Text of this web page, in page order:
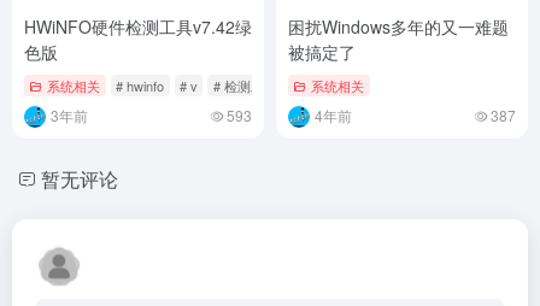
HWiNFO硬件检测工具v7.42绿
色版
系统相关 # hwinfo # v # 检测工具
3年前 593
困扰Windows多年的又一难题
被搞定了
系统相关
4年前 387
暂无评论